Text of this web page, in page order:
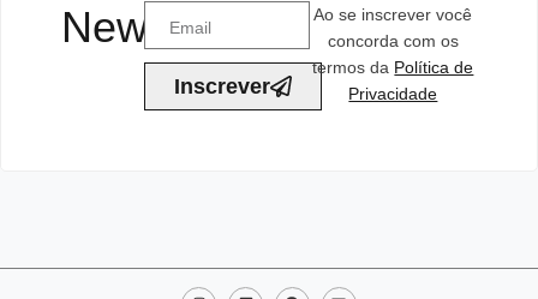
Newsletter
Inscrever
Ao se inscrever você
concorda com os
termos da Política de
Privacidade